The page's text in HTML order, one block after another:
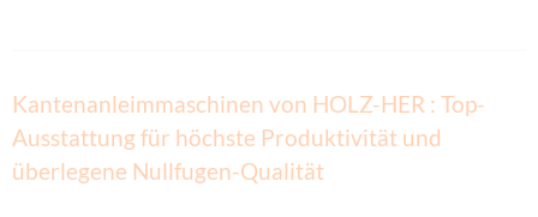
Kantenanleimmaschinen von HOLZ-HER : Top-
Ausstattung für höchste Produktivität und
überlegene Nullfugen-Qualität